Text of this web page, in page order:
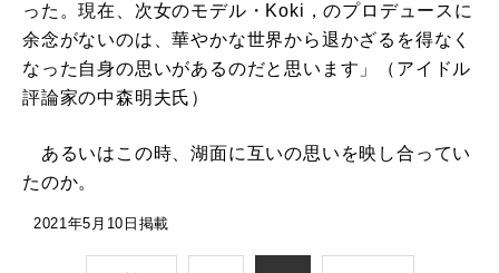
った。現在、次女のモデル・Koki，のプロデュースに
余念がないのは、華やかな世界から退かざるを得なく
なった自身の思いがあるのだと思います」（アイドル
評論家の中森明夫氏）
あるいはこの時、湖面に互いの思いを映し合ってい
たのか。
2021年5月10日掲載